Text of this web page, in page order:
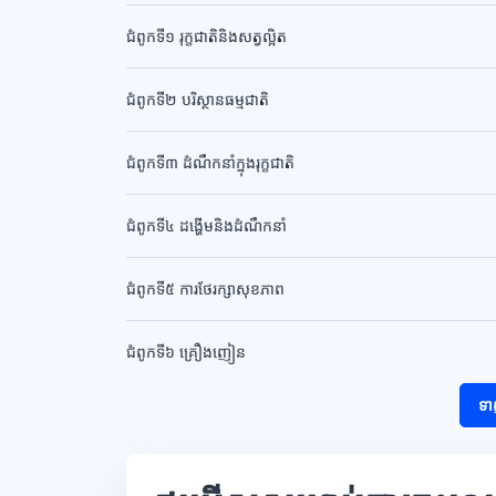
ជំពូកទី១ រុក្ខជាតិនិងសត្វល្អិត
ជំពូកទី២ បរិស្ថានធម្មជាតិ
ជំពូកទី៣ ដំណឹកនាំក្នុងរុក្ខជាតិ
ជំពូកទី៤ ដង្ហើមនិងដំណឹកនាំ
ជំពូកទី៥ ការថែរក្សាសុខភាព
ជំពូកទី៦ គ្រឿងញៀន
ទ